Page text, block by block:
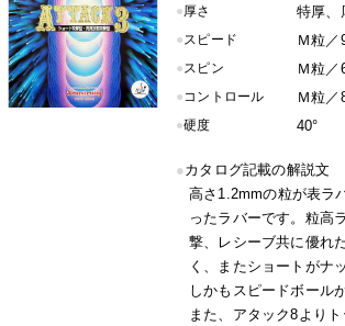
●厚さ 特厚、
●スピード Ｍ粒
●スピン Ｍ粒
●コントロール Ｍ粒
●硬度 40°
●カタログ記載の解説文
高さ1.2mmの粒が表ラ
ったラバーです。粒高
撃、レシーブ共に優れ
く、またショートがナ
しかもスピードボール
また、アタック8より